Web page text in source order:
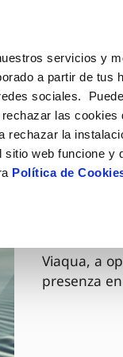
servicios y
a partir de tus
sociales.
las
rechazar la
web funcione y
Política de
Actualizar
Actualizar
AS XESTIÓNS
COMPROMISO
Carta de
Customer
COIDADOS DA
Consellos de
Coidados dos
03 DEC. 2025
Viaqua, a
presenza